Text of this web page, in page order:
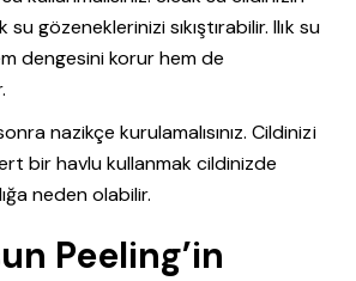
su gözeneklerinizi sıkıştırabilir. Ilık su
dengesini korur hem de
nazikçe kurulamalısınız. Cildinizi
bir havlu kullanmak cildinizde
neden olabilir.
Peeling’in